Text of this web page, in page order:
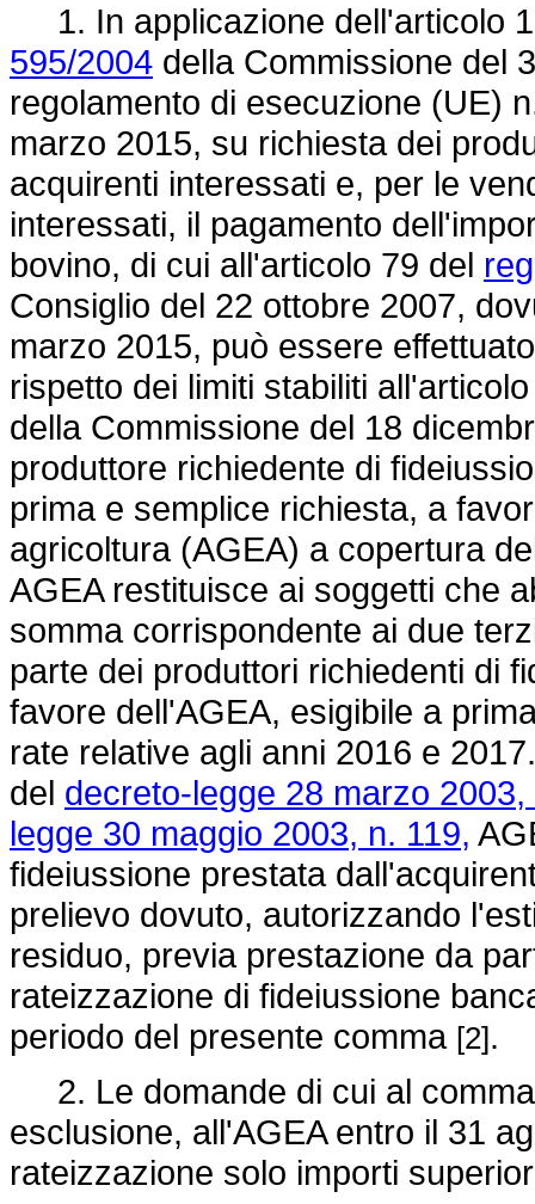
1. In applicazione dell'articolo
595/2004 della Commissione del
regolamento di esecuzione (UE)
marzo 2015, su richiesta dei
acquirenti interessati e, per le
interessati, il pagamento
bovino, di cui all'articolo 79 del
Consiglio del 22 ottobre 2007,
marzo 2015, può essere
rispetto dei limiti stabiliti
della Commissione del 18
produttore richiedente di
prima e semplice richiesta, a
agricoltura (AGEA) a copertura
AGEA restituisce ai soggetti che
somma corrispondente ai due
parte dei produttori richiedenti di
favore dell'AGEA, esigibile a
rate relative agli anni 2016 e
del decreto-legge 28 marzo 2003,
legge 30 maggio 2003, n. 119,
fideiussione prestata
prelievo dovuto, autorizzando
residuo, previa prestazione da
rateizzazione di fideiussione
periodo del presente comma [2].
2. Le domande di cui al
esclusione, all'AGEA entro il 31
rateizzazione solo importi